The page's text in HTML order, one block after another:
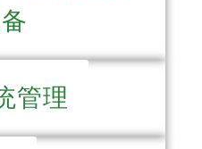
管理